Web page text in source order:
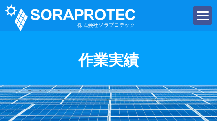
t
o
i
g
a
t
i
o
作業実績